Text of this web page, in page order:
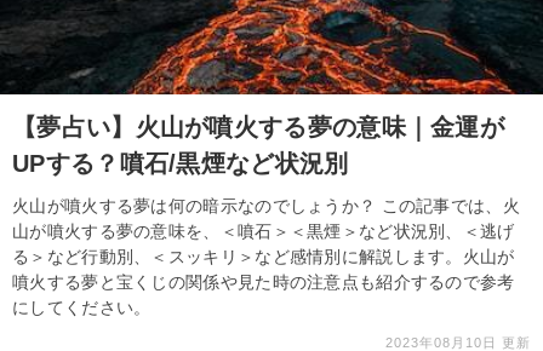
【夢占い】火山が噴火する夢の意味｜金運が
UPする？噴石/黒煙など状況別
火山が噴火する夢は何の暗示なのでしょうか？ この記事では、火
山が噴火する夢の意味を、＜噴石＞＜黒煙＞など状況別、＜逃げ
る＞など行動別、＜スッキリ＞など感情別に解説します。火山が
噴火する夢と宝くじの関係や見た時の注意点も紹介するので参考
にしてください。
2023年08月10日 更新